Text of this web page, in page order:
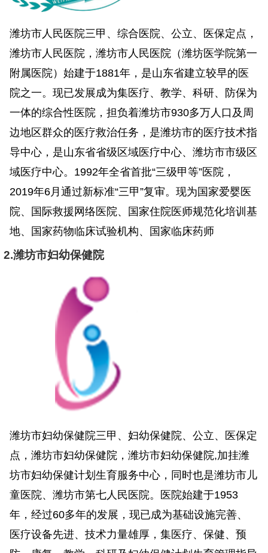
潍坊市人民医院三甲、综合医院、公立、医保定点，
潍坊市人民医院，潍坊市人民医院（潍坊医学院第一
附属医院）始建于1881年，是山东省建立较早的医
院之一。现已发展成为集医疗、教学、科研、防保为
一体的综合性医院，担负着潍坊市930多万人口及周
边地区群众的医疗救治任务，是潍坊市的医疗技术指
导中心，是山东省省级区域医疗中心、潍坊市市级区
域医疗中心。1992年全省首批“三级甲等”医院，
2019年6月通过新标准“三甲”复审。现为国家爱婴医
院、国际救援网络医院、国家住院医师规范化培训基
地、国家药物临床试验机构、国家临床药师
2.潍坊市妇幼保健院
潍坊市妇幼保健院三甲、妇幼保健院、公立、医保定
点，潍坊市妇幼保健院，潍坊市妇幼保健院,加挂潍
坊市妇幼保健计划生育服务中心，同时也是潍坊市儿
童医院、潍坊市第七人民医院。医院始建于1953
年，经过60多年的发展，现已成为基础设施完善、
医疗设备先进、技术力量雄厚，集医疗、保健、预